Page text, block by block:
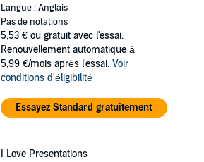
Langue : Anglais
Pas de notations
5,53 € ou gratuit avec l'essai.
Renouvellement automatique à
5,99 €/mois après l'essai. Voir
conditions d'éligibilité
Essayez Standard gratuitement
I Love Presentations